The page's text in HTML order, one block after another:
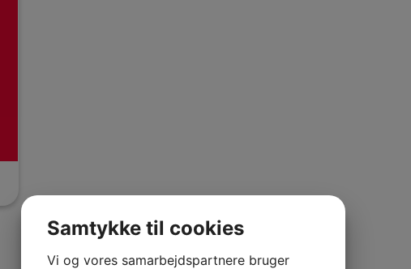
Samtykke til cookies
Vi og vores samarbejdspartnere bruger